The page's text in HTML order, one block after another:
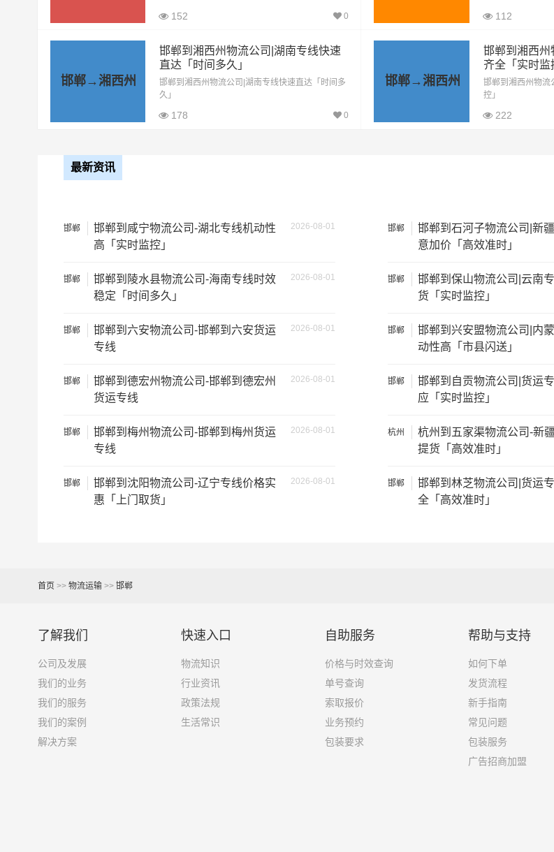
根据货物类型选择合适车型
中型面包车
微型货车 1.2吨
小型货车 9立方 1.5吨
中型货车 20立方 2吨
6米8货车 8吨
7米6货车 48立方 10吨
13米货车 20吨
17.5米货车
其他货主物流经验分享
1、包裹丢失或损坏：不靠谱的物流公司可能会在运输过程中丢失或损坏你的包裹，导致你的物品无
2、运输时间延迟：不靠谱的物流公司可能会在运输过程中出现延误，导致你的物品无法按时送达；
152 0 112
邯郸→湘西州
邯郸到湘西州物流公司|湖南专线快速
直达「时间多久」
邯郸到湘西州物流公司|湖南专线快速直达「时间多
久」
178 0
邯郸→湘西州
邯郸到湘西州
齐全「实时监
邯郸到湘西州物流
控」
222
最新资讯
邯郸 2026-08-01
邯郸到咸宁物流公司-湖北专线机动性
高「实时监控」
邯郸 2026-08-01
邯郸到陵水县物流公司-海南专线时效
稳定「时间多久」
邯郸 2026-08-01
邯郸到六安物流公司-邯郸到六安货运
专线
邯郸 2026-08-01
邯郸到德宏州物流公司-邯郸到德宏州
货运专线
邯郸 2026-08-01
邯郸到梅州物流公司-邯郸到梅州货运
专线
邯郸 2026-08-01
邯郸到沈阳物流公司-辽宁专线价格实
惠「上门取货」
邯郸
邯郸到石河子物流公司|新
意加价「高效准时」
邯郸
邯郸到保山物流公司|云南
货「实时监控」
邯郸
邯郸到兴安盟物流公司|内
动性高「市县闪送」
邯郸
邯郸到自贡物流公司|货运
应「实时监控」
杭州
杭州到五家渠物流公司-新疆
提货「高效准时」
邯郸
邯郸到林芝物流公司|货运
全「高效准时」
首页 >> 物流运输>> 邯郸
了解我们
公司及发展
我们的业务
我们的服务
我们的案例
解决方案
快速入口
物流知识
行业资讯
政策法规
生活常识
自助服务
价格与时效查询
单号查询
索取报价
业务预约
包装要求
帮助与支持
如何下单
发货流程
新手指南
常见问题
包装服务
广告招商加盟